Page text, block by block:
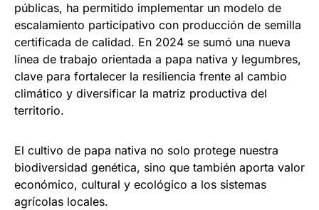
públicas, ha permitido implementar un modelo de
escalamiento participativo con producción de semilla
certificada de calidad. En 2024 se sumó una nueva
línea de trabajo orientada a papa nativa y legumbres,
clave para fortalecer la resiliencia frente al cambio
climático y diversificar la matriz productiva del
territorio.
El cultivo de papa nativa no solo protege nuestra
biodiversidad genética, sino que también aporta valor
económico, cultural y ecológico a los sistemas
agrícolas locales.